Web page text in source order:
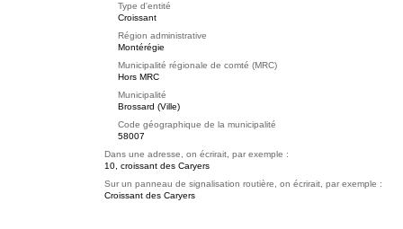
Type d'entité
Croissant
Région administrative
Montérégie
Municipalité régionale de comté (MRC)
Hors MRC
Municipalité
Brossard (Ville)
Code géographique de la municipalité
58007
Dans une adresse, on écrirait, par exemple :
10, croissant des Caryers
Sur un panneau de signalisation routière, on écrirait, par exemple :
Croissant des Caryers